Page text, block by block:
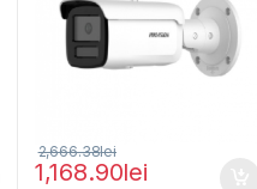
1,168.90lei
2,666.38lei